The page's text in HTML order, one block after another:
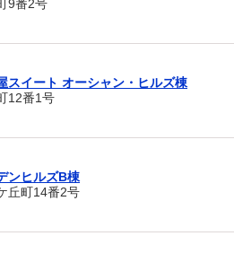
9番2号
スイート オーシャン・ヒルズ棟
12番1号
ンヒルズB棟
丘町14番2号